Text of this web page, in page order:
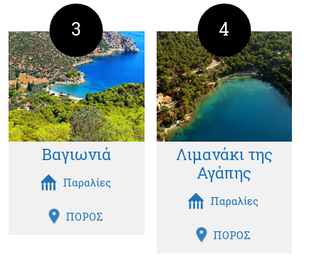
3
Βαγιωνιά
Παραλίες
ΠΟΡΟΣ
4
Λιμανάκι της
Αγάπης
Παραλίες
ΠΟΡΟΣ